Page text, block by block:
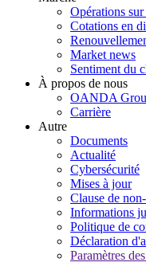
Opérations
Cotations en
Market news
Sentiment du
À propos de nous
OANDA
Carrière
Autre
Documents
Actualité
Cybersécurité
Mises à jour
Clause de
Informations
Politique de
Déclaration
Paramètres